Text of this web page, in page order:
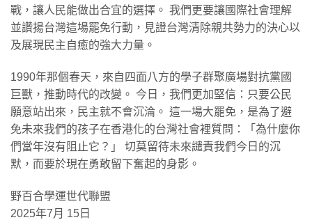
戰，讓人民能做出合宜的選擇。 我們更要讓國際社會理解
並讚揚台灣這場罷免行動，見證台灣清除親共勢力的決心以
及展現民主自癒的強大力量。
1990年那個春天，來自四面八方的學子群聚廣場對抗黨國
巨獸，推動時代的改變。 今日，我們更加堅信：只要公民
願意站出來，民主就不會沉淪。 這一場大罷免，是為了避
免未來我們的孩子在香港化的台灣社會裡質問：「為什麼你
們當年沒有阻止它？」 切莫留待未來譴責我們今日的沉
默，而要於現在勇敢留下奮起的身影。
野百合學運世代聯盟
2025年7月 15日